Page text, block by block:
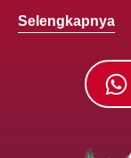
Selengkapnya